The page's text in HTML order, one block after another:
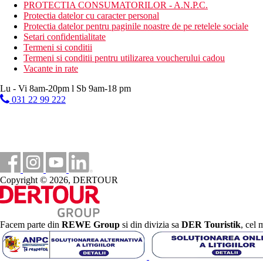
Amploarea si calitatea serviciilor si activitatilor mentionate mai
Caracteristici speciale
Pretul nu include taxa de turist, care este stabilita prin lege si
Distanţe
1 km
Centrul orasului
70 m
Magazine
400 m
Distanta pana la plaja
Parc acvatic
450 m
Centru turistic
PROTECTIA CONSUMATORILOR - A.N.P.C.
Protectia datelor cu caracter personal
Protectia datelor pentru paginile noastre de pe retelele sociale
Setari confidentialitate
Termeni si conditii
Termeni si conditii pentru utilizarea voucherului cadou
Vacante in rate
Lu - Vi 8am-20pm l Sb 9am-18 pm
031 22 99 222
Copyright © 2026, DERTOUR
Facem parte din REWE Group si din divizia sa DER Touristik, cel